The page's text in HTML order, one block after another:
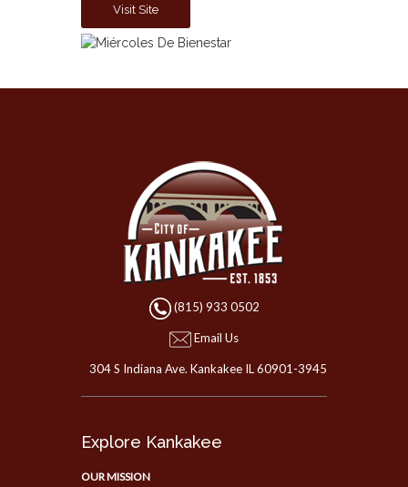
Visit Site
(815) 933 0502
Email Us
304 S Indiana Ave. Kankakee IL 60901-3945
Explore Kankakee
OUR MISSION